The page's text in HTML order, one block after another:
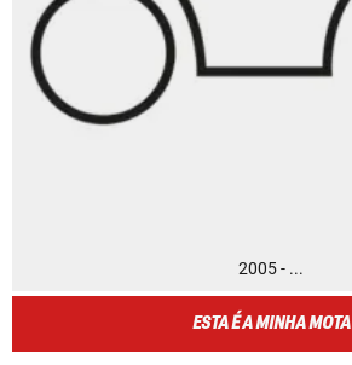
2005 - ...
ESTA É A MINHA MOTA